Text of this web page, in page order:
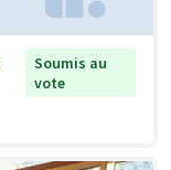
Soumis au
vote